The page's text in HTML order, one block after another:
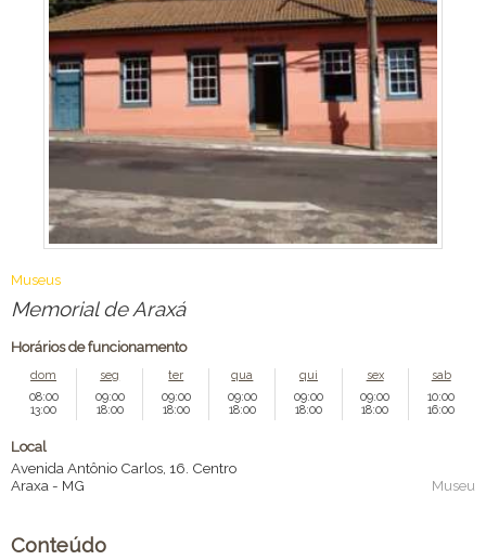
Museus
Memorial de Araxá
Horários de funcionamento
dom
08:00
13:00
seg
09:00
18:00
ter
09:00
18:00
qua
09:00
18:00
qui
09:00
18:00
sex
09:00
18:00
sab
10:00
16:00
Local
Avenida Antônio Carlos, 16. Centro
Araxa - MG Museu
Conteúdo